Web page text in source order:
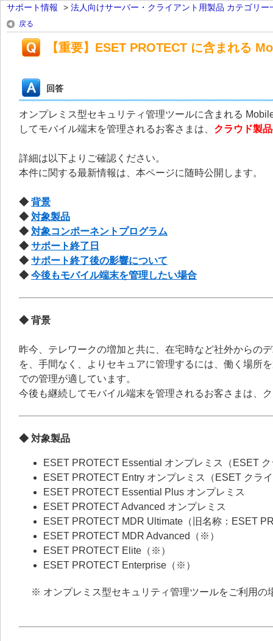
サポート情報 > 法人向けサーバー・クライアント用製品 カテゴリー
戻る
【重要】ESET PROTECT に含まれる
回答
オンプレミス型セキュリティ管理ツールに含まれる
してモバイル端末を管理されるお客さまは、 クラウド製
詳細は以下よりご確認ください。
本件に関する最新情報は、本ページに随時公開します。
◆ 背景
◆ 対象製品
◆ 対象コンポーネントプログラム
◆ サポート終了日
◆ サポート終了後の影響について
◆ 今後もモバイル端末を管理したい場合
◆ 背景
昨今、テレワークの増加と共に、在宅時など社外からの
を、手間なく、よりセキュアに管理するには、働く場所
での管理が適しています。
今後も継続してモバイル端末を管理されるお客さまは、
◆ 対象製品
ESET PROTECT Essential オンプレミス（ESET
ESET PROTECT Entry オンプレミス（ESET クラ
ESET PROTECT Essential Plus オンプレミス
ESET PROTECT Advanced オンプレミス
ESET PROTECT MDR Ultimate（旧名称：ESET
ESET PROTECT MDR Advanced（※）
ESET PROTECT Elite（※）
ESET PROTECT Enterprise（※）
※ オンプレミス型セキュリティ管理ツールをご利用の